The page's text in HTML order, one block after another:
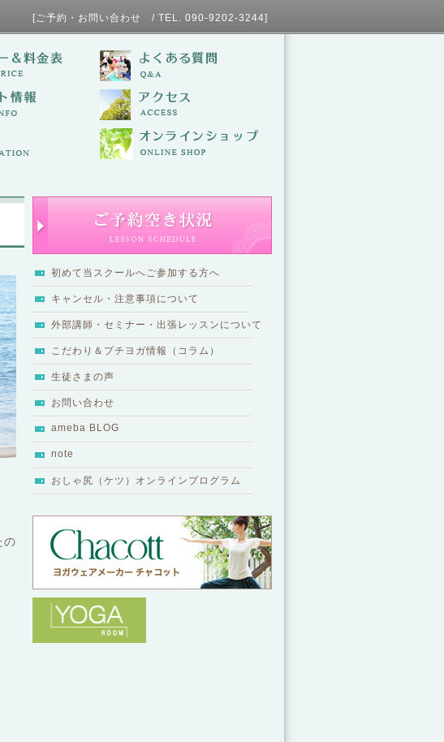
・お問い合わせ / TEL. 090-9202-3244]
初めて当スクールへご参加する方へ
キャンセル・注意事項について
外部講師・セミナー・出張レッスンについて
こだわり＆プチヨガ情報（コラム）
生徒さまの声
お問い合わせ
ameba BLOG
note
おしゃ尻（ケツ）オンラインプログラム
の